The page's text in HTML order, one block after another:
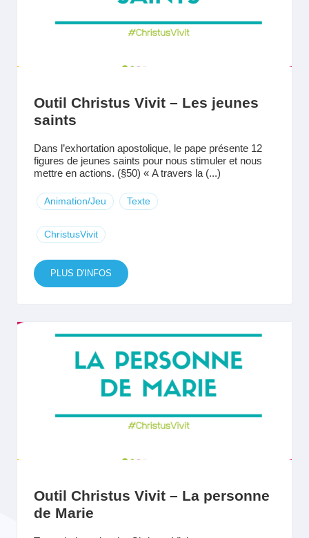
Outil Christus Vivit – Les jeunes
saints
Dans l’exhortation apostolique, le pape présente 12
figures de jeunes saints pour nous stimuler et nous
mettre en actions. (§50) « A travers la (...)
Animation/Jeu Texte
ChristusVivit
PLUS D'INFOS
Outil Christus Vivit – La personne
de Marie